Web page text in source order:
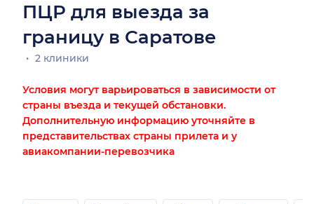
ПЦР для выезда за
границу в Саратове
2 клиники
Условия могут варьироваться в зависимости от
страны въезда и текущей обстановки.
Дополнительную информацию уточняйте в
представительствах страны прилета и у
авиакомпании-перевозчика